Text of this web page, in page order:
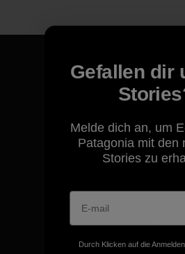
unsere
Gefallen dir
Melde dich an, um
Patagonia mit den
Stories zu
Durch Klicken auf die